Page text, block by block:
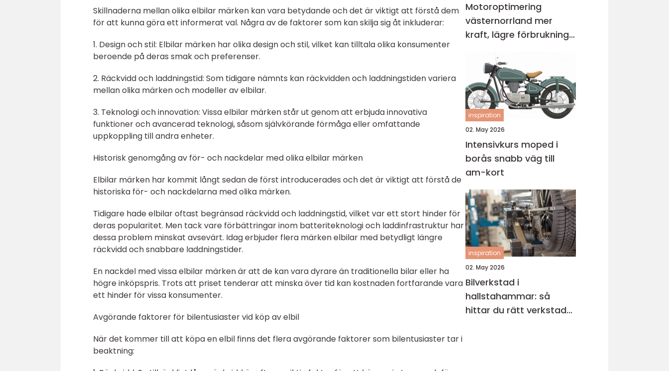
Skillnaderna mellan olika elbilar märken kan vara betydande och det är viktigt att förstå dem
för att kunna göra ett informerat val. Några av de faktorer som kan skilja sig åt inkluderar:
1. Design och stil: Elbilar märken har olika design och stil, vilket kan tilltala olika konsumenter
beroende på deras smak och preferenser.
2. Räckvidd och laddningstid: Som tidigare nämnts kan räckvidden och laddningstiden variera
mellan olika märken och modeller av elbilar.
3. Teknologi och innovation: Vissa elbilar märken står ut genom att erbjuda innovativa
funktioner och avancerad teknologi, såsom självkörande förmåga eller omfattande
uppkoppling till andra enheter.
Historisk genomgång av för- och nackdelar med olika elbilar märken
Elbilar märken har kommit långt sedan de först introducerades och det är viktigt att förstå de
historiska för- och nackdelarna med olika märken.
Tidigare hade elbilar oftast begränsad räckvidd och laddningstid, vilket var ett stort hinder för
deras popularitet. Men tack vare förbättringar inom batteriteknologi och laddinfrastruktur har
dessa problem minskat avsevärt. Idag erbjuder flera märken elbilar med betydligt längre
räckvidd och snabbare laddningstider.
En nackdel med vissa elbilar märken är att de kan vara dyrare än traditionella bilar eller ha
högre inköpspris. Trots att priset tenderar att minska över tid kan kostnaden fortfarande vara
ett hinder för vissa konsumenter.
Avgörande faktorer för bilentusiaster vid köp av elbil
När det kommer till att köpa en elbil finns det flera avgörande faktorer som bilentusiaster tar i
beaktning:
Motoroptimering
västernorrland mer
kraft, lägre förbrukning
inspiration
02. May 2026
Intensivkurs moped i
borås snabb väg till
am-kort
inspiration
02. May 2026
Bilverkstad i
hallstahammar: så
hittar du rätt verkstad